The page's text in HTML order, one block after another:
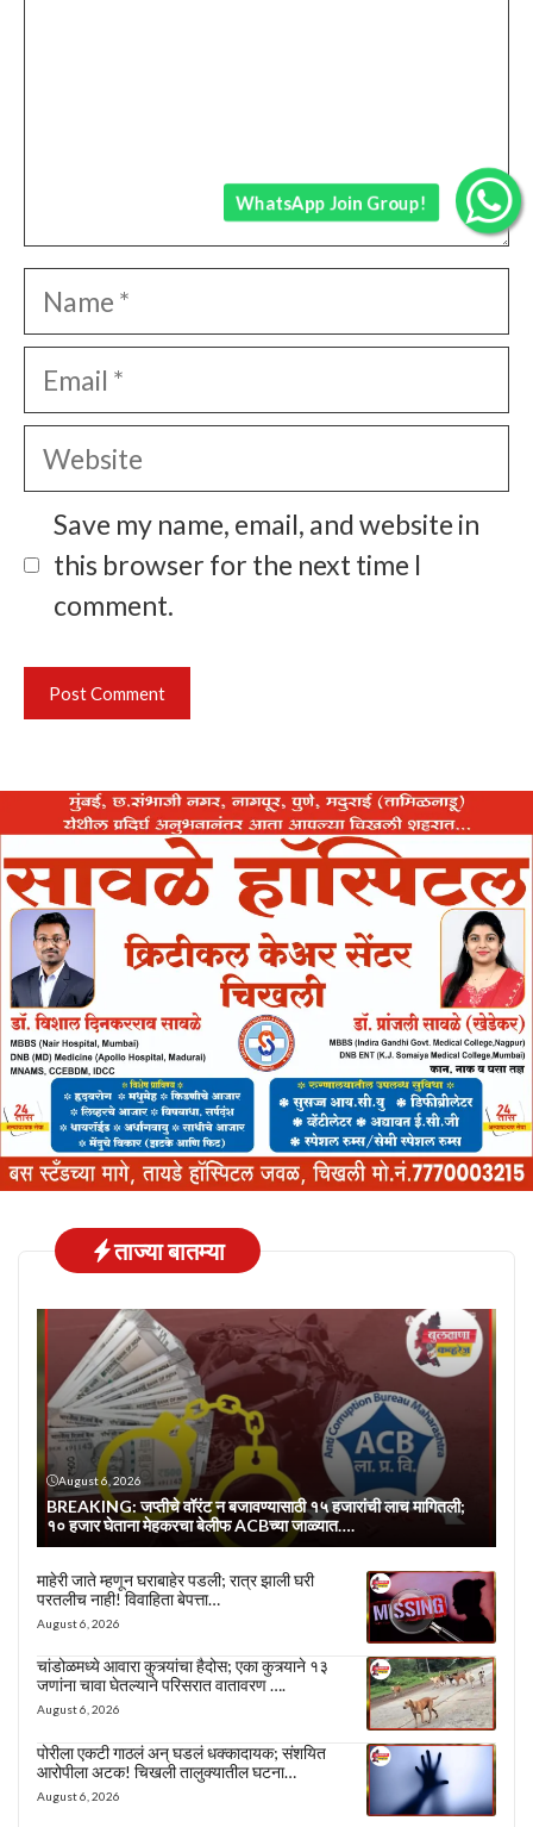
Name
Email
Website
Save my name, email, and website in
this browser for the next time I
comment.
ताज्या बातम्या
August 6, 2026
BREAKING: जप्तीचे वॉरंट न बजावण्यासाठी १५ हजारांची लाच मागितली;
१० हजार घेताना मेहकरचा बेलीफ ACBच्या जाळ्यात….
माहेरी जाते म्हणून घराबाहेर पडली; रात्र झाली घरी
परतलीच नाही! विवाहिता बेपत्ता…
August 6, 2026
चांडोळमध्ये आवारा कुत्र्यांचा हैदोस; एका कुत्र्याने १३
जणांना चावा घेतल्याने परिसरात वातावरण ….
August 6, 2026
पोरीला एकटी गाठलं अन् घडलं धक्कादायक; संशयित
आरोपीला अटक! चिखली तालुक्यातील घटना…
August 6, 2026
WhatsApp Join Group!